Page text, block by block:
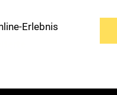
Warengruppen
Erlebnis